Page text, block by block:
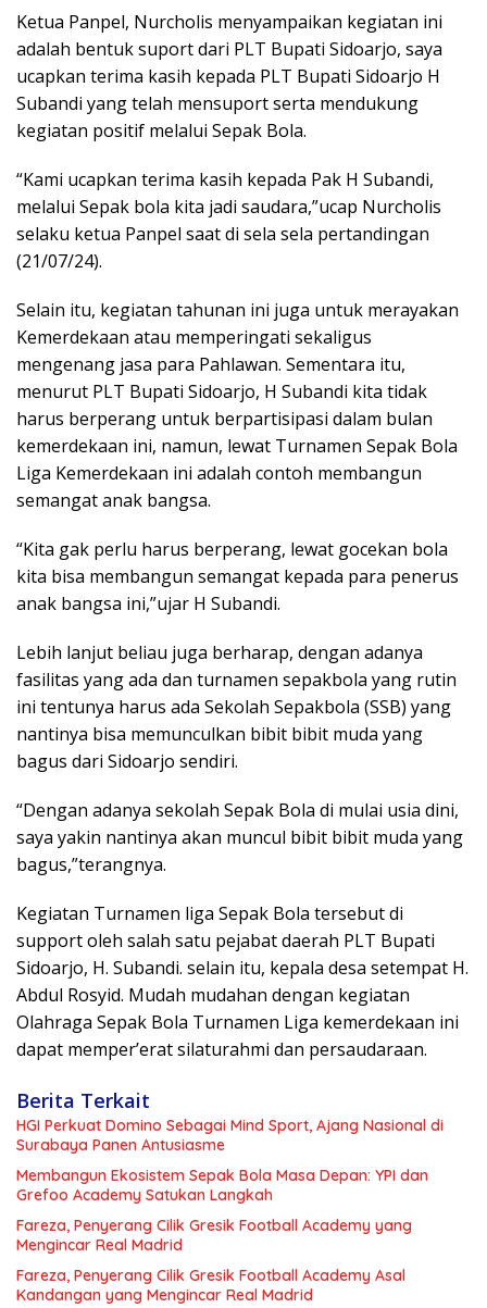
Ketua Panpel, Nurcholis menyampaikan kegiatan ini
adalah bentuk suport dari PLT Bupati Sidoarjo, saya
ucapkan terima kasih kepada PLT Bupati Sidoarjo H
Subandi yang telah mensuport serta mendukung
kegiatan positif melalui Sepak Bola.
“Kami ucapkan terima kasih kepada Pak H Subandi,
melalui Sepak bola kita jadi saudara,”ucap Nurcholis
selaku ketua Panpel saat di sela sela pertandingan
(21/07/24).
Selain itu, kegiatan tahunan ini juga untuk merayakan
Kemerdekaan atau memperingati sekaligus
mengenang jasa para Pahlawan. Sementara itu,
menurut PLT Bupati Sidoarjo, H Subandi kita tidak
harus berperang untuk berpartisipasi dalam bulan
kemerdekaan ini, namun, lewat Turnamen Sepak Bola
Liga Kemerdekaan ini adalah contoh membangun
semangat anak bangsa.
“Kita gak perlu harus berperang, lewat gocekan bola
kita bisa membangun semangat kepada para penerus
anak bangsa ini,”ujar H Subandi.
Lebih lanjut beliau juga berharap, dengan adanya
fasilitas yang ada dan turnamen sepakbola yang rutin
ini tentunya harus ada Sekolah Sepakbola (SSB) yang
nantinya bisa memunculkan bibit bibit muda yang
bagus dari Sidoarjo sendiri.
“Dengan adanya sekolah Sepak Bola di mulai usia dini,
saya yakin nantinya akan muncul bibit bibit muda yang
bagus,”terangnya.
Kegiatan Turnamen liga Sepak Bola tersebut di
support oleh salah satu pejabat daerah PLT Bupati
Sidoarjo, H. Subandi. selain itu, kepala desa setempat H.
Abdul Rosyid. Mudah mudahan dengan kegiatan
Olahraga Sepak Bola Turnamen Liga kemerdekaan ini
dapat memper’erat silaturahmi dan persaudaraan.
Berita Terkait
HGI Perkuat Domino Sebagai Mind Sport, Ajang Nasional di
Surabaya Panen Antusiasme
Membangun Ekosistem Sepak Bola Masa Depan: YPI dan
Grefoo Academy Satukan Langkah
Fareza, Penyerang Cilik Gresik Football Academy yang
Mengincar Real Madrid
Fareza, Penyerang Cilik Gresik Football Academy Asal
Kandangan yang Mengincar Real Madrid